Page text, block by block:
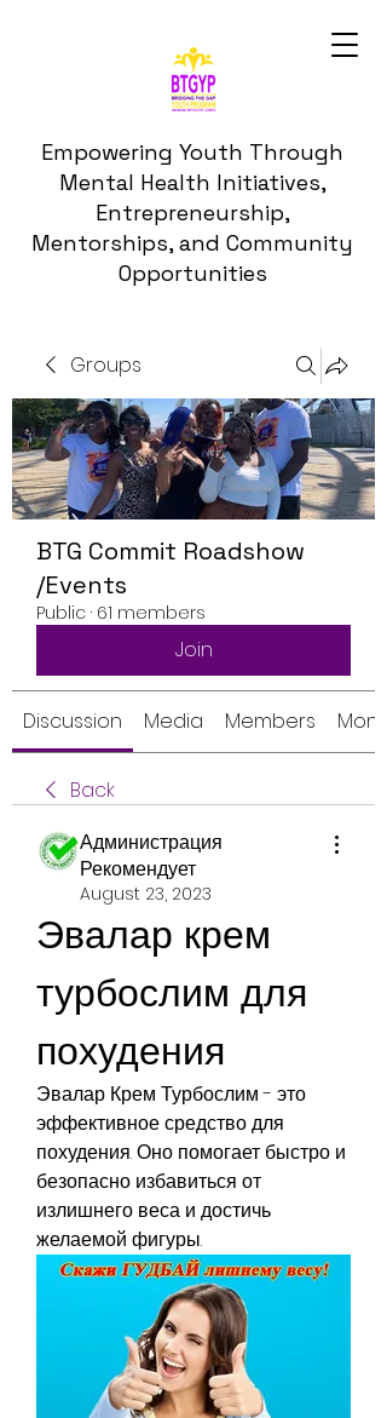
Empowering Youth Through
Mental Health Initiatives,
Entrepreneurship,
Mentorships, and Community
Opportunities
Groups
BTG Commit Roadshow
/Events
Public · 61 members
Join
Discussion Media Members
Back
Администрация
Рекомендует
August 23, 2023
Эвалар крем
турбослим для
похудения
Эвалар Крем Турбослим - это
эффективное средство для
похудения. Оно помогает быстро и
безопасно избавиться от
излишнего веса и достичь
желаемой фигуры.